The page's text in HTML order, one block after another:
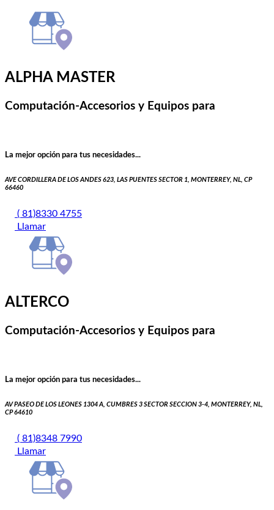
ALPHA MASTER
Computación-Accesorios y Equipos para
La mejor opción para tus necesidades...
AVE CORDILLERA DE LOS ANDES 623, LAS PUENTES SECTOR 1, MONTERREY, NL, CP
66460
( 81)8330 4755
Llamar
ALTERCO
Computación-Accesorios y Equipos para
La mejor opción para tus necesidades...
AV PASEO DE LOS LEONES 1304 A, CUMBRES 3 SECTOR SECCION 3-4, MONTERREY, NL,
CP 64610
( 81)8348 7990
Llamar